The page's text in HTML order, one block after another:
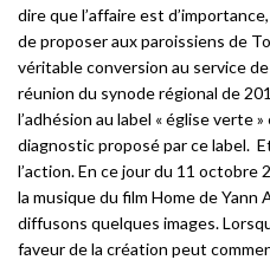
dire que l’affaire est
de proposer aux paroissiens de
véritable conversion au service de
réunion du synode régional de
l’adhésion au label « église verte
diagnostic proposé par ce label.
l’action. En ce jour du 11 octobre
la musique du film Home de
diffusons quelques images.
faveur de la création peut